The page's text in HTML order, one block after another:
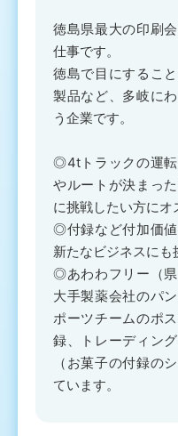
徳島県最大の印刷
仕事です。
徳島で目にするこ
製品など、多岐に
う企業です。
◎4tトラックの運
やルートが決まっ
に挑戦したい方にオ
◎付録など付加価値
新たなビジネスにも
◎あわわフリー（
大手製薬会社のパ
ポーツチームのポ
録、トレーディン
（お菓子の付録の
ています。